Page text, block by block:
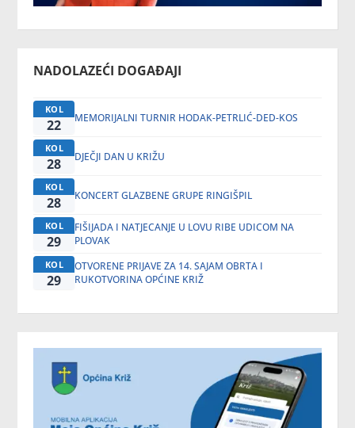
NADOLAZEĆI DOGAĐAJI
KOL
22 MEMORIJALNI TURNIR HODAK-PETRLIĆ-DED-KOS
KOL
28 DJEČJI DAN U KRIŽU
KOL
28 KONCERT GLAZBENE GRUPE RINGIŠPIL
KOL
29
FIŠIJADA I NATJECANJE U LOVU RIBE UDICOM NA
PLOVAK
KOL
29
OTVORENE PRIJAVE ZA 14. SAJAM OBRTA I
RUKOTVORINA OPĆINE KRIŽ